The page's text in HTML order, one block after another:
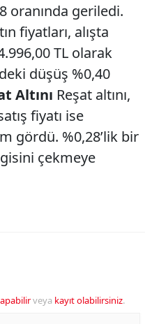
oranında geriledi.
fiyatları, alışta
TL olarak
düşüş %0,40
Altını Reşat altını,
fiyatı ise
gördü. %0,28’lik bir
çekmeye
veya kayıt olabilirsiniz.